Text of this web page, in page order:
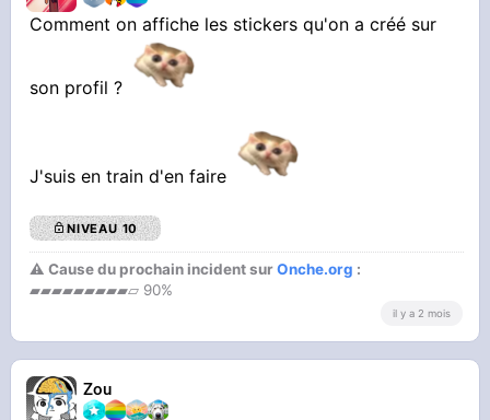
Comment on affiche les stickers qu'on a créé sur
son profil ?
J'suis en train d'en faire
NIVEAU 10
⚠ Cause du prochain incident surOnche.org :
▰▰▰▰▰▰▰▰▰▱ 90%
il y a 2 mois
Zou